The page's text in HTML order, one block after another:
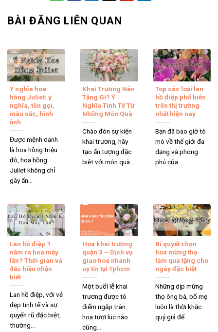
Hình thức mua hoa online của shop hoa tươi
Bến Tre
Lựa chọn mẫu hoa dễ dàng trên website:Khi muốn mua
hoa ở shop hoa tươi Bến Tre chỉ cần truy cập website Hoa
Việt 247, bạn sẽ được chiêm ngưỡng hàng trăm mẫu hoa
đẹp, từ bó hoa lãng mạn, giỏ hoa thanh lịch, kệ hoa sang
trọng cho đến chậu hoa đẳng cấp. Các sản phẩm được sắp
xếp theo từng danh mục rõ ràng, kèm hình ảnh chân thực và
mô tả chi tiết giúp bạn dễ dàng lựa chọn.
BÀI ĐĂNG LIÊN QUAN
Ý nghĩa hoa
hồng Juliet: ý
nghĩa, tên gọi,
màu sắc, hình
ảnh
Được mệnh danh
là hoa hồng triệu
đô, hoa hồng
Juliet không chỉ
gây ấn...
Khai Trương Nên
Tặng Gì? Ý
Nghĩa Tinh Tế Từ
Những Món Quà
Chào đón sự kiện
khai trương, hãy
tạo ấn tượng đặc
biệt với món quà...
Top các loại lan
hồ điệp phổ biến
trên thị trường
nhất hiện nay
Bạn đã bao giờ tò
mò về thế giới đa
dạng và phong
phú của...
Lan hồ điệp 1
năm ra hoa mấy
lần? Thời gian và
dấu hiệu nhận
biết
Lan hồ điệp, với vẻ
đẹp tinh tế và sự
quyến rũ đặc biệt,
thường...
Hoa khai trương
quận 3 – Dịch vụ
giao hoa nhanh
uy tín tại Tphcm
Một buổi lễ khai
trương được tô
điểm ngập tràn
hoa tươi lúc nào
cũng...
Bí quyết chọn
hoa mừng thọ
làm quà tặng cho
ngày đặc biệt
Những dịp mừng
thọ ông bà, bố mẹ
luôn là thời khắc
quý giá để...